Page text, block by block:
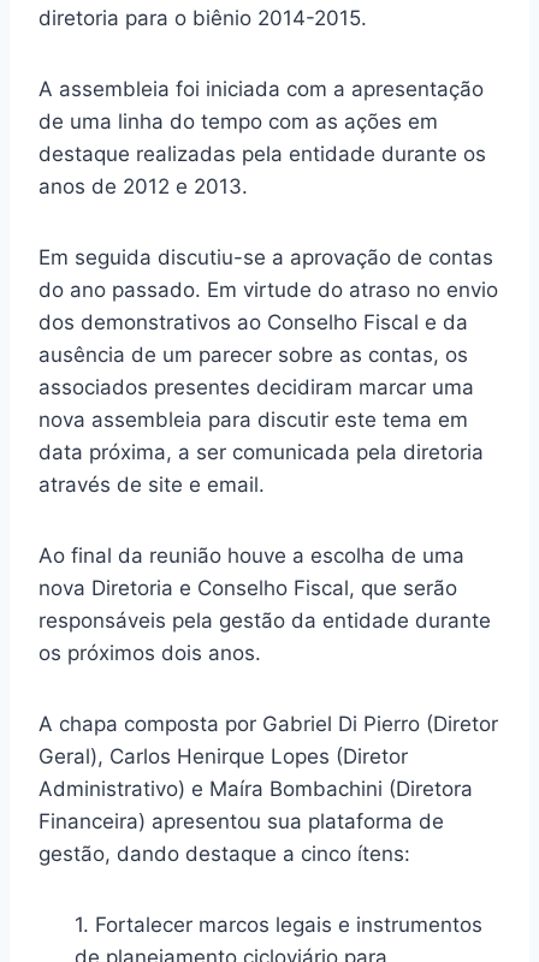
diretoria para o biênio 2014-2015.
A assembleia foi iniciada com a apresentação
de uma linha do tempo com as ações em
destaque realizadas pela entidade durante os
anos de 2012 e 2013.
Em seguida discutiu-se a aprovação de contas
do ano passado. Em virtude do atraso no envio
dos demonstrativos ao Conselho Fiscal e da
ausência de um parecer sobre as contas, os
associados presentes decidiram marcar uma
nova assembleia para discutir este tema em
data próxima, a ser comunicada pela diretoria
através de site e email.
Ao final da reunião houve a escolha de uma
nova Diretoria e Conselho Fiscal, que serão
responsáveis pela gestão da entidade durante
os próximos dois anos.
A chapa composta por Gabriel Di Pierro (Diretor
Geral), Carlos Henirque Lopes (Diretor
Administrativo) e Maíra Bombachini (Diretora
Financeira) apresentou sua plataforma de
gestão, dando destaque a cinco ítens:
1. Fortalecer marcos legais e instrumentos
de planejamento cicloviário para